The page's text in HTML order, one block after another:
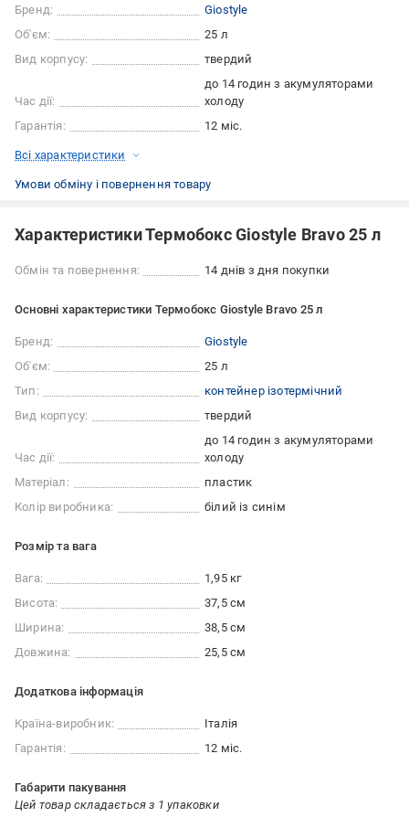
Бренд:
Giostyle
Об'єм:
25 л
Вид корпусу:
твердий
Час дії:
до 14 годин з акумуляторами
холоду
Гарантія:
12 міс.
Всі характеристики
Умови обміну і повернення товару
Характеристики Термобокс Giostyle Bravo 25 л
Обмін та повернення: 14 днів з дня покупки
Основні характеристики Термобокс Giostyle Bravo 25 л
Бренд:
Giostyle
Об'єм:
25 л
Тип:
контейнер ізотермічний
Вид корпусу:
твердий
Час дії:
до 14 годин з акумуляторами
холоду
Матеріал:
пластик
Колір виробника:
білий із синім
Розмір та вага
Вага:
1,95 кг
Висота:
37,5 см
Ширина:
38,5 см
Довжина:
25,5 см
Додаткова інформація
Країна-виробник:
Італія
Гарантія:
12 міс.
Габарити пакування
Цей товар складається з 1 упаковки